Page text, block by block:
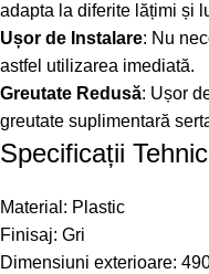
adapta la diferite lățimi și
Ușor de Instalare: Nu
astfel utilizarea imediată.
Greutate Redusă: Ușor
greutate suplimentară
Specificații
Material: Plastic
Finisaj: Gri
Dimensiuni exterioare: